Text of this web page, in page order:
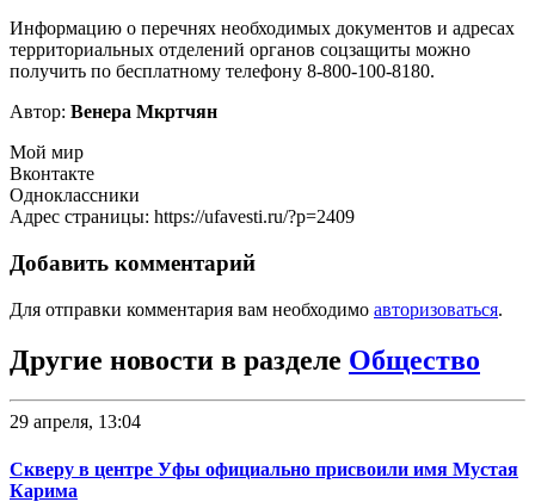
Информацию о перечнях необходимых документов и адресах
территориальных отделений органов соцзащиты можно
получить по бесплатному телефону 8-800-100-8180.
Автор: Венера Мкртчян
Мой мир
Вконтакте
Одноклассники
Адрес страницы: https://ufavesti.ru/?p=2409
Добавить комментарий
Для отправки комментария вам необходимо авторизоваться.
Другие новости в разделе Общество
29 апреля, 13:04
Скверу в центре Уфы официально присвоили имя Мустая
Карима